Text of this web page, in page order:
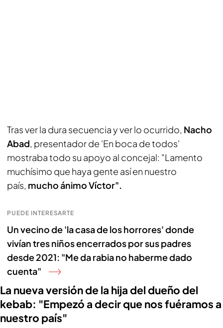
Tras ver la dura secuencia y ver lo ocurrido, Nacho
Abad, presentador de 'En boca de todos'
mostraba todo su apoyo al concejal: "Lamento
muchísimo que haya gente así en nuestro
país, mucho ánimo Víctor".
PUEDE INTERESARTE
Un vecino de 'la casa de los horrores' donde
vivían tres niños encerrados por sus padres
desde 2021: "Me da rabia no haberme dado
cuenta"
La nueva versión de la hija del dueño del
kebab: "Empezó a decir que nos fuéramos a
nuestro país"